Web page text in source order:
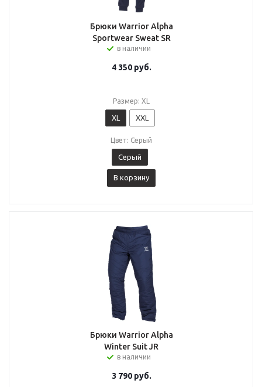
Брюки Warrior Alpha
Sportwear Sweat SR
в наличии
4 350руб.
Размер: XL
XL XXL
Цвет: Серый
Серый
В корзину
Брюки Warrior Alpha
Winter Suit JR
в наличии
3 790руб.